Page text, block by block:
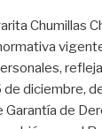
Chumillas
diciembre,
Garantía de